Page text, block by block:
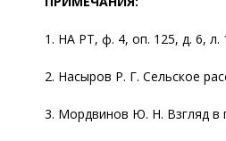
1. НА РТ, ф. 4, оп. 125, д. 6, л.
2. Насыров Р. Г. Сельское
3. Мордвинов Ю. Н. Взгляд в